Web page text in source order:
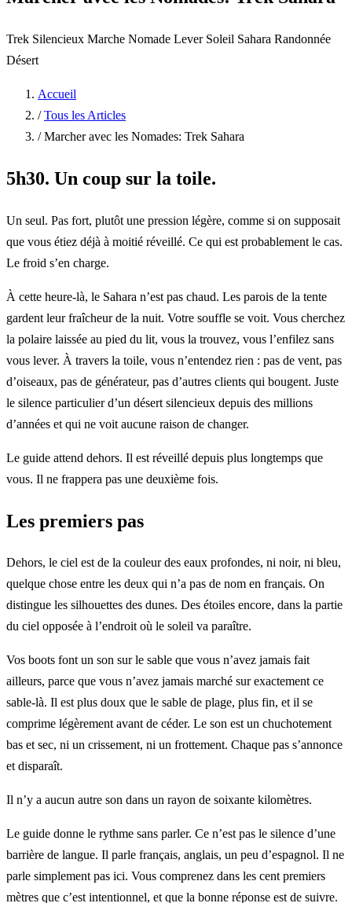
Trek Silencieux Marche Nomade Lever Soleil Sahara Randonnée
Désert
Accueil
/ Tous les Articles
/ Marcher avec les Nomades: Trek Sahara
5h30. Un coup sur la toile.
Un seul. Pas fort, plutôt une pression légère, comme si on supposait
que vous étiez déjà à moitié réveillé. Ce qui est probablement le cas.
Le froid s’en charge.
À cette heure-là, le Sahara n’est pas chaud. Les parois de la tente
gardent leur fraîcheur de la nuit. Votre souffle se voit. Vous cherchez
la polaire laissée au pied du lit, vous la trouvez, vous l’enfilez sans
vous lever. À travers la toile, vous n’entendez rien : pas de vent, pas
d’oiseaux, pas de générateur, pas d’autres clients qui bougent. Juste
le silence particulier d’un désert silencieux depuis des millions
d’années et qui ne voit aucune raison de changer.
Le guide attend dehors. Il est réveillé depuis plus longtemps que
vous. Il ne frappera pas une deuxième fois.
Les premiers pas
Dehors, le ciel est de la couleur des eaux profondes, ni noir, ni bleu,
quelque chose entre les deux qui n’a pas de nom en français. On
distingue les silhouettes des dunes. Des étoiles encore, dans la partie
du ciel opposée à l’endroit où le soleil va paraître.
Vos boots font un son sur le sable que vous n’avez jamais fait
ailleurs, parce que vous n’avez jamais marché sur exactement ce
sable-là. Il est plus doux que le sable de plage, plus fin, et il se
comprime légèrement avant de céder. Le son est un chuchotement
bas et sec, ni un crissement, ni un frottement. Chaque pas s’annonce
et disparaît.
Il n’y a aucun autre son dans un rayon de soixante kilomètres.
Le guide donne le rythme sans parler. Ce n’est pas le silence d’une
barrière de langue. Il parle français, anglais, un peu d’espagnol. Il ne
parle simplement pas ici. Vous comprenez dans les cent premiers
mètres que c’est intentionnel, et que la bonne réponse est de suivre.